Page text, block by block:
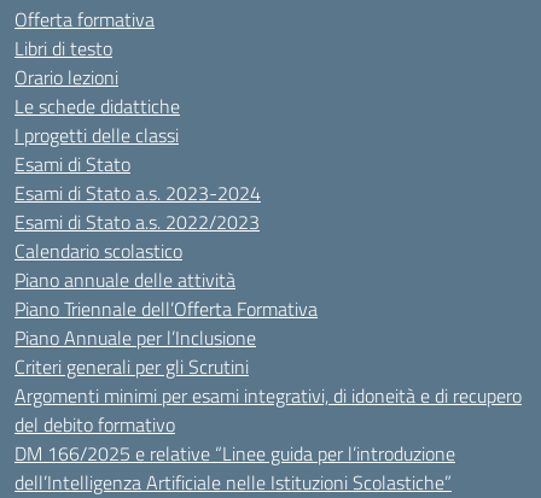
Offerta formativa
Libri di testo
Orario lezioni
Le schede didattiche
I progetti delle classi
Esami di Stato
Esami di Stato a.s. 2023-2024
Esami di Stato a.s. 2022/2023
Calendario scolastico
Piano annuale delle attività
Piano Triennale dell’Offerta Formativa
Piano Annuale per l’Inclusione
Criteri generali per gli Scrutini
Argomenti minimi per esami integrativi, di idoneità e di recupero
del debito formativo
DM 166/2025 e relative “Linee guida per l’introduzione
dell’Intelligenza Artificiale nelle Istituzioni Scolastiche”